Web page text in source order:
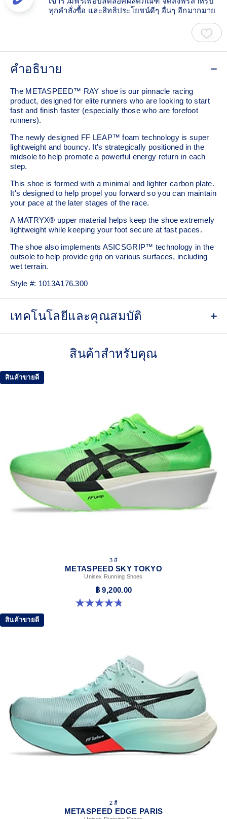
ทุกคำสั่งซื้อ และสิทธิประโยชน์ดีๆ อื่นๆ อีกมากมาย
คำอธิบาย
The METASPEED™ RAY shoe is our pinnacle racing
product, designed for elite runners who are looking to start
fast and finish faster (especially those who are forefoot
runners). ​
The newly designed FF LEAP™ foam technology is super
lightweight and bouncy. It's strategically positioned in the
midsole to help promote a powerful energy return in each
step.
This shoe is formed with a minimal and lighter carbon plate.
It's designed to help propel you forward so you can maintain
your pace at the later stages of the race.​
A MATRYX® upper material helps keep the shoe extremely
lightweight while keeping your foot secure at fast paces.
The shoe also implements ASICSGRIP™ technology in the
outsole to help provide grip on various surfaces, including
wet terrain.
Style #: 1013A176.300
เทคโนโลยีและคุณสมบัติ
An extremely lightweight technical mesh that helps lock the
foot onto the shoes platform at fast paces.
FF LEAP™ cushioning
This midsole foam is super bouncy and lightweight. It's
Helps runners conserve more energy in each step.
Carbon plate
A plate that helps you enhance the energy return from the
midsole by increasing the deformable foam volume under
the plate, thanks to the higher position in forefoot part.
ASICSGRIP™ outsole rubber
ASICS proprietary outsole that provides advanced grip on a
compared to the conventional dyeing technology
สินค้าสำหรับคุณ
สินค้าขายดี
3 สี
METASPEED SKY TOKYO
Unisex Running Shoes
฿ 9,200.00
4.8 จาก 5 ดาว 349 รีวิว
สินค้าขายดี
2 สี
METASPEED EDGE PARIS